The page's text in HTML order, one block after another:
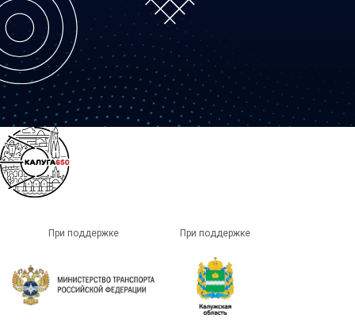
При поддержке При поддержке